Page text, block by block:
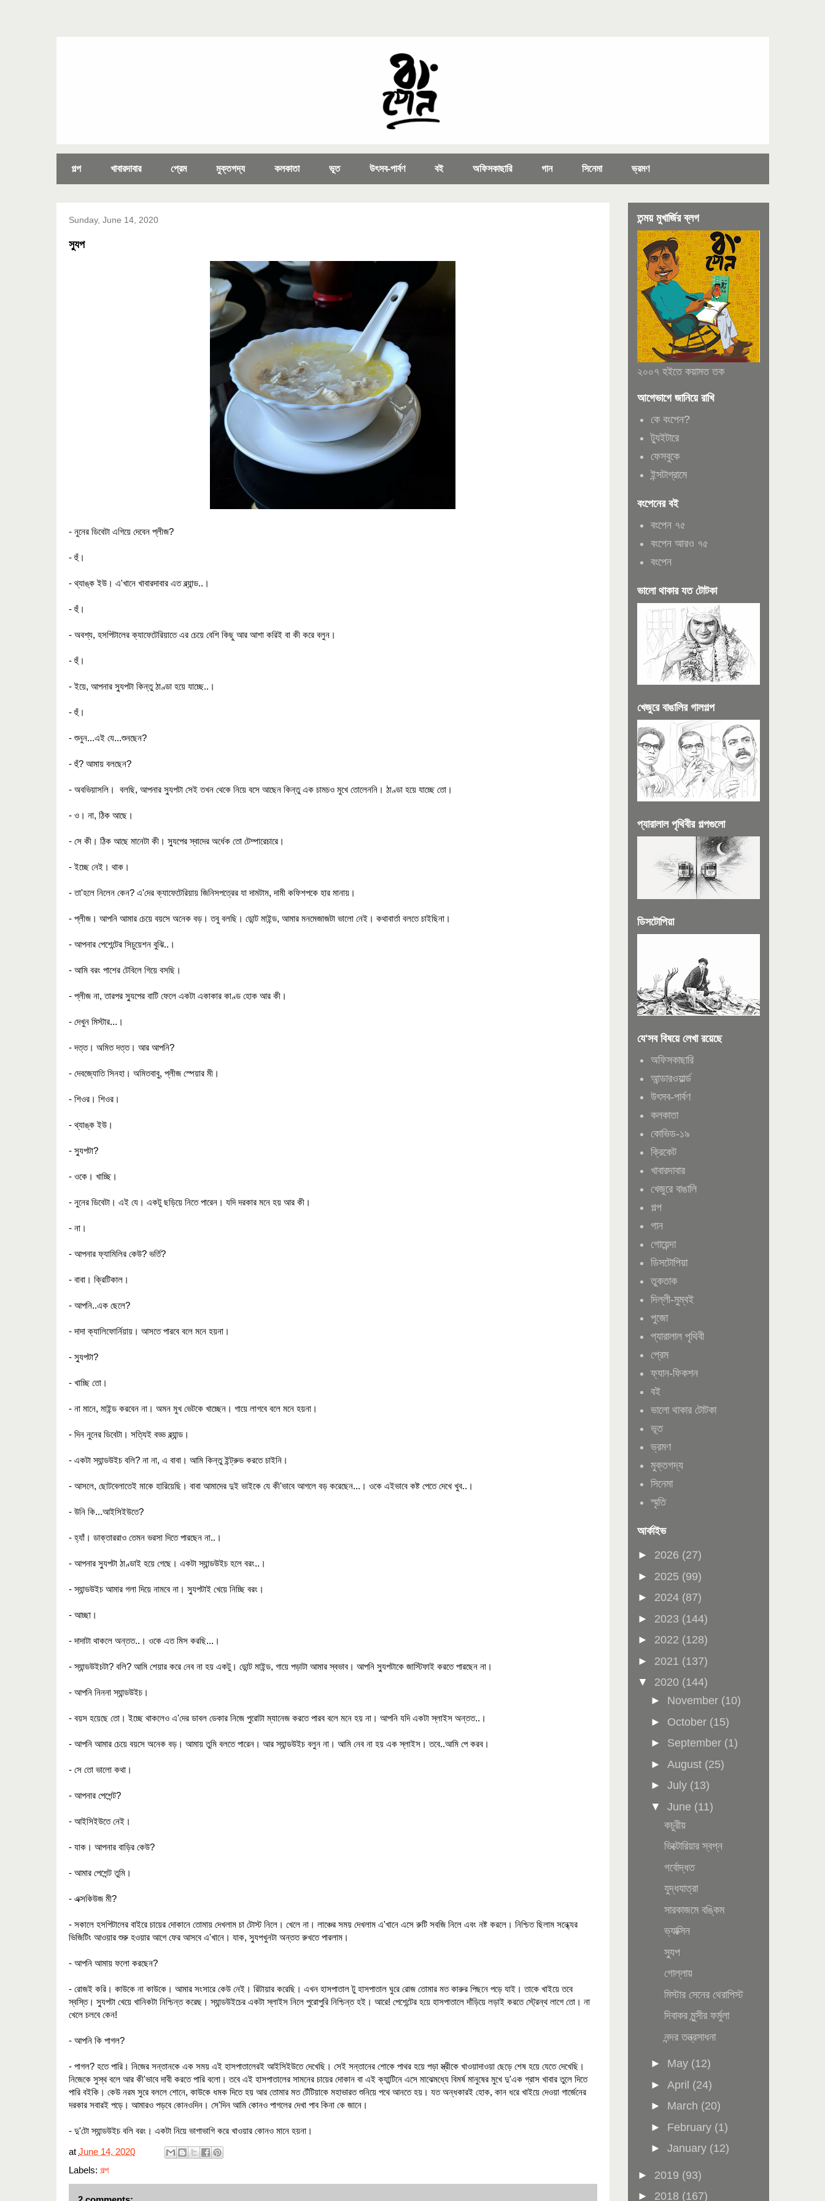
গল্প খাবারদাবার প্রেম মুক্তগদ্য কলকাতা ভূত উৎসব-পার্বণ বই অফিসকাছারি গান সিনেমা ভ্রমণ
Sunday, June 14, 2020
স্যুপ
- নুনের ডিবেটা এগিয়ে দেবেন প্লীজ?
- হুঁ।
- থ্যাঙ্ক ইউ। এ'খানে খাবারদাবার এত ব্ল্যান্ড..।
- হুঁ।
- অবশ্য, হসপিটালের ক্যাফেটেরিয়াতে এর চেয়ে বেশি কিছু আর আশা করিই বা কী করে বলুন।
- হুঁ।
- ইয়ে, আপনার স্যুপটা কিন্তু ঠাণ্ডা হয়ে যাচ্ছে..।
- হুঁ।
- শুনুন...এই যে...শুনছেন?
- হুঁ? আমায় বলছেন?
- অবভিয়াসলি। বলছি, আপনার স্যুপটা সেই তখন থেকে নিয়ে বসে আছেন কিন্তু এক চামচও মুখে তোলেননি। ঠাণ্ডা হয়ে যাচ্ছে তো।
- ও। না, ঠিক আছে।
- সে কী। ঠিক আছে মানেটা কী। স্যুপের স্বাদের অর্ধেক তো টেম্পারেচারে।
- ইচ্ছে নেই। থাক।
- তা'হলে নিলেন কেন? এ'দের ক্যাফেটেরিয়ায় জিনিসপত্রের যা দামটাম, দামী কফিশপকে হার মানায়।
- প্লীজ। আপনি আমার চেয়ে বয়সে অনেক বড়। তবু বলছি। ডোন্ট মাইন্ড, আমার মনমেজাজটা ভালো নেই। কথাবার্তা বলতে চাইছিনা।
- আপনার পেশেন্টের সিচুয়েশন বুঝি..।
- আমি বরং পাশের টেবিলে গিয়ে বসছি।
- প্লীজ না, তারপর স্যুপের বাটি ফেলে একটা একাকার কাণ্ড হোক আর কী।
- দেখুন মিস্টার...।
- দত্ত। অমিত দত্ত। আর আপনি?
- দেবজ্যোতি সিনহা। অমিতবাবু, প্লীজ স্পেয়ার মী।
- শিওর। শিওর।
- থ্যাঙ্ক ইউ।
- স্যুপটা?
- ওকে। খাচ্ছি।
- নুনের ডিবেটা। এই যে। একটু ছড়িয়ে নিতে পারেন। যদি দরকার মনে হয় আর কী।
- না।
- আপনার ফ্যামিলির কেউ? ভর্তি?
- বাবা। ক্রিটিকাল।
- আপনি..এক ছেলে?
- দাদা ক্যালিফোর্নিয়ায়। আসতে পারবে বলে মনে হয়না।
- স্যুপটা?
- খাচ্ছি তো।
- না মানে, মাইন্ড করবেন না। অমন মুখ ভেটকে খাচ্ছেন। গায়ে লাগবে বলে মনে হয়না।
- দিন নুনের ডিবেটা। সত্যিই বড্ড ব্ল্যান্ড।
- একটা স্যান্ডউইচ বলি? না না, এ বাবা। আমি কিন্তু ইন্ট্রুড করতে চাইনি।
- আসলে, ছোটবেলাতেই মাকে হারিয়েছি। বাবা আমাদের দুই ভাইকে যে কী'ভাবে আগলে বড় করেছেন...। ওকে এইভাবে কষ্ট পেতে দেখে খুব..।
- উনি কি...আইসিইউতে?
- হ্যাঁ। ডাক্তাররাও তেমন ভরসা দিতে পারছেন না..।
- আপনার স্যুপটা ঠাণ্ডাই হয়ে গেছে। একটা স্যান্ডউইচ হলে বরং..।
- স্যান্ডউইচ আমার গলা দিয়ে নামবে না। স্যুপটাই খেয়ে নিচ্ছি বরং।
- আচ্ছা।
- দাদাটা থাকলে অন্তত..। ওকে এত মিস করছি...।
- স্যান্ডউইচটা? বলি? আমি শেয়ার করে নেব না হয় একটু। ডোন্ট মাইন্ড, গায়ে পড়াটা আমার স্বভাব। আপনি স্যুপটাকে জাস্টিফাই করতে পারছেন না।
- আপনি নিননা স্যান্ডউইচ।
- বয়স হয়েছে তো। ইচ্ছে থাকলেও এ'দের ডাবল ডেকার নিজে পুরোটা ম্যানেজ করতে পারব বলে মনে হয় না। আপনি যদি একটা স্লাইস অন্তত..।
- আপনি আমার চেয়ে বয়সে অনেক বড়। আমায় তুমি বলতে পারেন। আর স্যান্ডউইচ বলুন না। আমি নেব না হয় এক স্লাইস। তবে..আমি পে করব।
- সে তো ভালো কথা।
- আপনার পেশেন্ট?
- আইসিইউতে নেই।
- যাক। আপনার বাড়ির কেউ?
- আমার পেশেন্ট তুমি।
- এক্সকিউজ মী?
- সকালে হসপিটালের বাইরে চায়ের দোকানে তোমায় দেখলাম চা টোস্ট নিলে। খেলে না। লাঞ্চের সময় দেখলাম এ'খানে এসে রুটি সবজি নিলে এবং নষ্ট করলে। নিশ্চিত ছিলাম সন্ধ্যের
ভিজিটিং আওয়ার শুরু হওয়ার আগে ফের আসবে এ'খানে। যাক, স্যুপখুনটা অন্তত রুখতে পারলাম।
- আপনি আমায় ফলো করছেন?
- রোজই করি। কাউকে না কাউকে। আমার সংসারে কেউ নেই। রিটায়ার করেছি। এখন হাসপাতাল টু হাসপাতাল ঘুরে রোজ তোমার মত কারুর পিছনে পড়ে যাই। তাকে খাইয়ে তবে
স্বস্তি। স্যুপটা খেয়ে খানিকটা নিশ্চিন্ত করেছ। স্যান্ডউইচের একটা স্লাইস নিলে পুরোপুরি নিশ্চিন্ত হই। আরে! পেশেন্টের হয়ে হাসপাতালে দাঁড়িয়ে লড়াই করতে স্ট্রেন্থ লাগে তো। না
খেলে চলবে কেন!
- আপনি কি পাগল?
- পাগল? হতে পারি। নিজের সন্তানকে এক সময় এই হাসপাতালেরই আইসিইউতে দেখেছি। সেই সন্তানের শোকে পাথর হয়ে পড়া স্ত্রীকে খাওয়াদাওয়া ছেড়ে শেষ হয়ে যেতে দেখেছি।
নিজেকে সুস্থ বলে আর কী'ভাবে দাবী করতে পারি বলো। তবে এই হাসপাতালের সামনের চায়ের দোকান বা এই ক্যান্টিনে এসে মাঝেমধ্যে বিমর্ষ মানুষের মুখে দু'এক গ্রাস খাবার তুলে দিতে
পারি বইকি। কেউ নরম সুরে বললে শোনে, কাউকে ধমক দিতে হয় আর তোমার মত টেঁটিয়াকে মহাভারত শুনিয়ে পথে আনতে হয়। যত অন্ধকারই হোক, কান ধরে খাইয়ে দেওয়া গার্জেনের
দরকার সবারই পড়ে। আমারও পড়বে কোনওদিন। সে'দিন আমি কোনও পাগলের দেখা পাব কিনা কে জানে।
- দু'টো স্যান্ডউইচ বলি বরং। একটা নিয়ে ভাগাভাগি করে খাওয়ার কোনও মানে হয়না।
at June 14, 2020
Labels: গল্প
তন্ময় মুখার্জির ব্লগ
২০০৭ হইতে কয়ামত তক
আগেভাগে জানিয়ে রাখি
কে বংপেন?
ট্যুইটারে
ফেসবুকে
ইন্সটাগ্রামে
বংপেনের বই
বংপেন ৭৫
বংপেন আরও ৭৫
বংপেন
ভালো থাকার যত টোটকা
খেজুরে বাঙালির গালগল্প
প্যারালাল পৃথিবীর গল্পগুলো
ডিসটোপিয়া
যে'সব বিষয়ে লেখা রয়েছে
অফিসকাছারি
আন্ডারওয়ার্ল্ড
উৎসব-পার্বণ
কলকাতা
কোভিড-১৯
ক্রিকেট
খাবারদাবার
খেজুরে বাঙালি
গল্প
গান
গোয়েন্দা
ডিসটোপিয়া
তুকতাক
দিল্লী-মুম্বই
পুজো
প্যারালাল পৃথিবী
প্রেম
ফ্যান-ফিকশন
বই
ভালো থাকার টোটকা
ভূত
ভ্রমণ
মুক্তগদ্য
সিনেমা
স্মৃতি
আর্কাইভ
► 2026 (27)
► 2025 (99)
► 2024 (87)
► 2023 (144)
► 2022 (128)
► 2021 (137)
▼ 2020 (144)
► November (10)
► October (15)
► September (1)
►August (25)
►July (13)
▼June (11)
কচুরীয়
ভিক্টোরিয়ার স্বপ্ন
গর্বোদ্ধত
যুদ্ধযাত্রা
সারকাজমে বঙ্কিম
ভ্যাক্সিন
স্যুপ
গোল্লায়
মিস্টার সেনের থেরাপিস্ট
দিবাকর মুন্সীর ফর্মুলা
নন্দর তন্ত্রসাধনা
► May (12)
►April (24)
► March (20)
► February (1)
►January (12)
► 2019 (93)
► 2018 (167)